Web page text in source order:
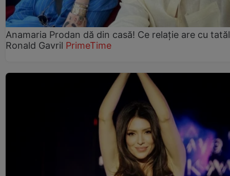
Anamaria Prodan dă din casă! Ce relație are cu
Ronald Gavril PrimeTime